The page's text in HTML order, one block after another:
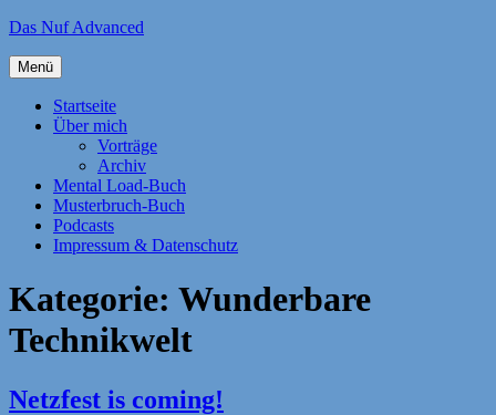
Zum
springen
Das Nuf Advanced
Menü
Startseite
Über mich
Vorträge
Archiv
Mental Load-Buch
Musterbruch-Buch
Podcasts
Impressum & Datenschutz
Kategorie: Wunderbare
Technikwelt
Netzfest is coming!